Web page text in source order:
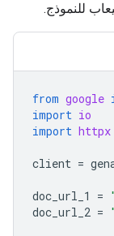
للنموذج.
from google
import io
import httpx
client =
doc_url_1 =
doc_url_2 =